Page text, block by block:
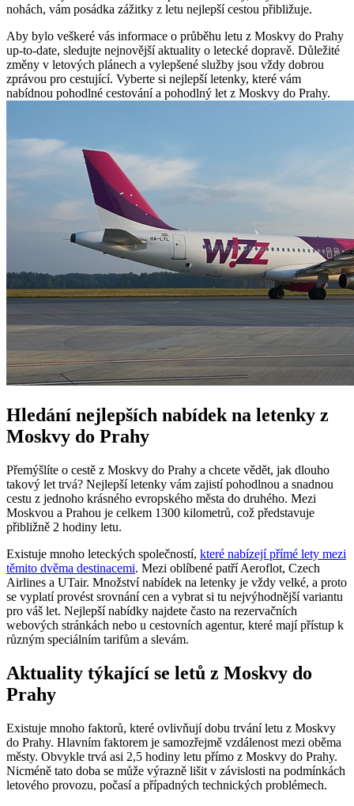
nohách, vám posádka zážitky z letu nejlepší cestou přibližuje.
Aby bylo veškeré vás informace o průběhu letu z Moskvy do Prahy
up-to-date, sledujte nejnovější aktuality o letecké dopravě. Důležité
změny v letových plánech a vylepšené služby jsou vždy dobrou
zprávou pro cestující. Vyberte si nejlepší letenky, které vám
nabídnou pohodlné cestování a pohodlný let z Moskvy do Prahy.
Hledání nejlepších nabídek na letenky z
Moskvy do Prahy
Přemýšlíte o cestě z Moskvy do Prahy a chcete vědět, jak dlouho
takový let trvá? Nejlepší letenky vám zajistí pohodlnou a snadnou
cestu z jednoho krásného evropského města do druhého. Mezi
Moskvou a Prahou je celkem 1300 kilometrů, což představuje
přibližně 2 hodiny letu.
Existuje mnoho leteckých společností, které nabízejí přímé lety mezi
těmito dvěma destinacemi. Mezi oblíbené patří Aeroflot, Czech
Airlines a UTair. Množství nabídek na letenky je vždy velké, a proto
se vyplatí provést srovnání cen a vybrat si tu nejvýhodnější variantu
pro váš let. Nejlepší nabídky najdete často na rezervačních
webových stránkách nebo u cestovních agentur, které mají přístup k
různým speciálním tarifům a slevám.
Aktuality týkající se letů z Moskvy do
Prahy
Existuje mnoho faktorů, které ovlivňují dobu trvání letu z Moskvy
do Prahy. Hlavním faktorem je samozřejmě vzdálenost mezi oběma
městy. Obvykle trvá asi 2,5 hodiny letu přímo z Moskvy do Prahy.
Nicméně tato doba se může výrazně lišit v závislosti na podmínkách
letového provozu, počasí a případných technických problémech.